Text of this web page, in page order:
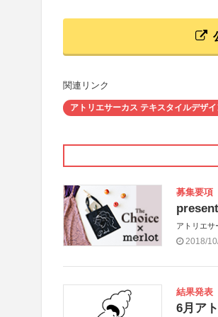
関連リンク
アトリエサーカス テキスタイルデザ
募集要項
アトリエサ
2018/
結果発表
6月ア